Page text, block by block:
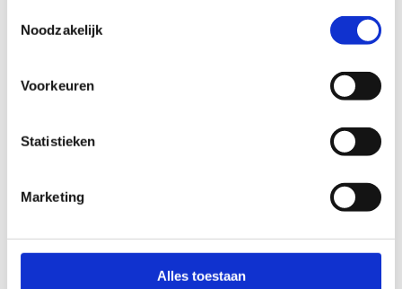
Noodzakelijk
Voorkeuren
Statistieken
Marketing
Alles toestaan
Het trainingscomplex van Feyenoord biedt plaats aan
ontspanningsruimtes en kleedfaciliteiten met diverse
wellness-voorzieningen.
FEYENOORD ACADEMY & SPORTCLUB
FEYENOORD
Topsport, recreatie en sportbeleving komen samen in
Architects uit Rotterdam voor Feyenoord. Het is één